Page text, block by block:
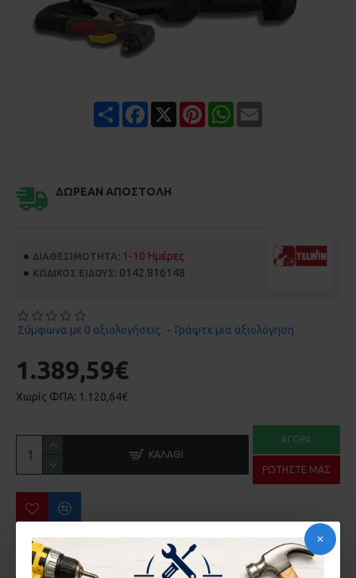
Share Facebook PinterestWhatsApp
ΔΩΡΕΆΝ ΑΠΟΣΤΟΛΉ
ΔΙΑΘΕΣΙΜΌΤΗΤΑ: 1-10 Ημέρες
ΚΩΔΙΚΌΣ ΕΊΔΟΥΣ: 0142.816148
Σύμφωνα με 0 αξιολογήσεις. - Γράψτε μια αξιολόγηση
1.389,59€
Χωρίς ΦΠΑ: 1.120,64€
ΚΑΛΆΘΙ
ΑΓΟΡΆ
ΡΩΤΉΣΤΕ ΜΑΣ
ΠΕΡΙΣΣΌΤΕΡΑ ΑΠΌ ΤΗΝ ΙΔΙΑ ΜΆΡΚΑ